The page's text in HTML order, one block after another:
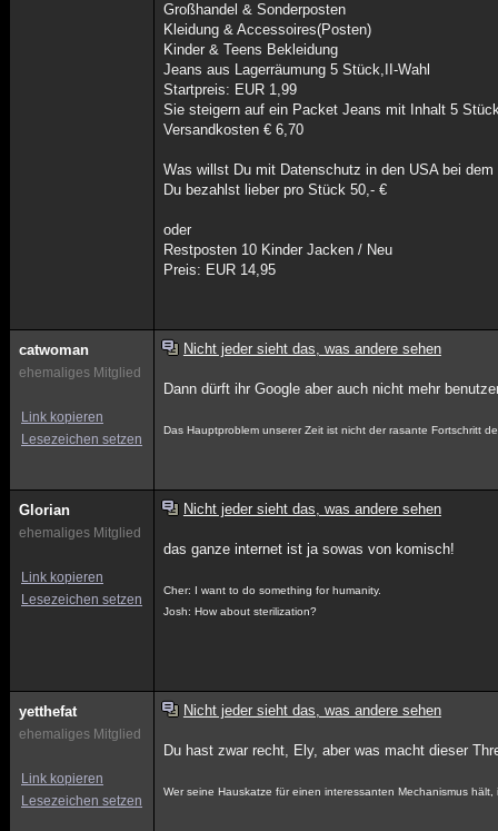
Großhandel & Sonderposten
Kleidung & Accessoires(Posten)
Kinder & Teens Bekleidung
Jeans aus Lagerräumung 5 Stück,II-Wahl
Startpreis: EUR 1,99
Sie steigern auf ein Packet Jeans mit Inhalt 5
Versandkosten € 6,70
Was willst Du mit Datenschutz in den USA bei dem
Du bezahlst lieber pro Stück 50,- €
oder
Restposten 10 Kinder Jacken / Neu
Preis: EUR 14,95
catwoman
ehemaliges Mitglied
Link kopieren
Lesezeichen setzen
Nicht jeder sieht das, was andere sehen
Dann dürft ihr Google aber auch nicht mehr
Das Hauptproblem unserer Zeit ist nicht der rasante Fortschritt
Glorian
ehemaliges Mitglied
Link kopieren
Lesezeichen setzen
Nicht jeder sieht das, was andere sehen
das ganze internet ist ja sowas von komisch!
Cher: I want to do something for humanity.
Josh: How about sterilization?
yetthefat
ehemaliges Mitglied
Link kopieren
Lesezeichen setzen
Nicht jeder sieht das, was andere sehen
Du hast zwar recht, Ely, aber was macht dieser
Wer seine Hauskatze für einen interessanten Mechanismus